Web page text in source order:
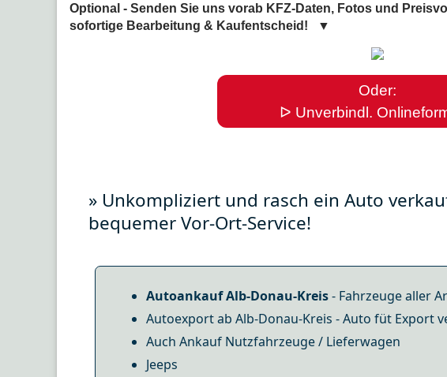
Optional - Senden Sie uns vorab KFZ-Daten, Fotos und
sofortige Bearbeitung & Kaufentscheid! ▼
Oder:
ᐅ Unverbindl.
» Unkompliziert und rasch ein Auto
bequemer Vor-Ort-Service!
Autoankauf Alb-Donau-Kreis- Fahrzeuge aller
Autoexport ab Alb-Donau-Kreis - Auto füt Export
Auch Ankauf Nutzfahrzeuge / Lieferwagen
Jeeps